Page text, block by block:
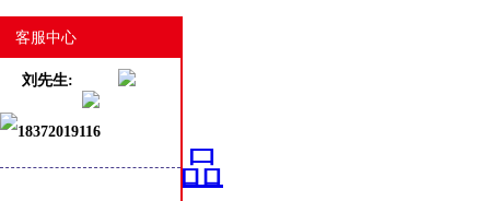
HOME
游戏产品
客服中心
刘先生:
18372019116